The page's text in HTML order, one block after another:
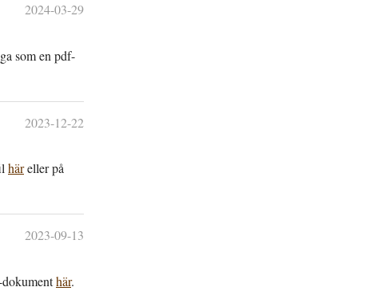
2024-03-29
som en pdf-
2023-12-22
häreller på
2023-09-13
här.